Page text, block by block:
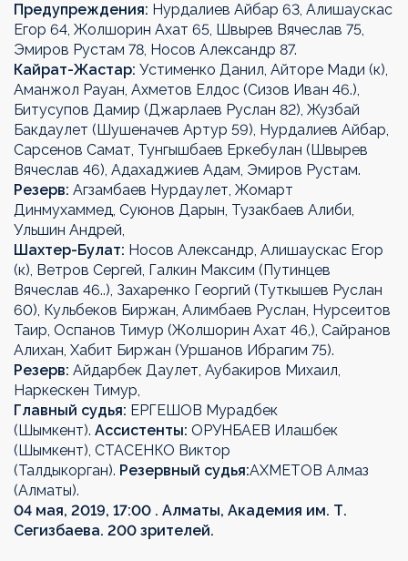
Предупреждения: Нурдалиев Айбар 63, Алишаускас
Егор 64, Жолшорин Ахат 65, Швырев Вячеслав 75,
Эмиров Рустам 78, Носов Александр 87.
Кайрат-Жастар: Устименко Данил, Айторе Мади (к),
Аманжол Рауан, Ахметов Елдос (Сизов Иван 46.),
Битусупов Дамир (Джарлаев Руслан 82), Жузбай
Бакдаулет (Шушеначев Артур 59), Нурдалиев Айбар,
Сарсенов Самат, Тунгышбаев Еркебулан (Швырев
Вячеслав 46), Адахаджиев Адам, Эмиров Рустам.
Резерв: Агзамбаев Нурдаулет, Жомарт
Динмухаммед, Суюнов Дарын, Тузакбаев Алиби,
Ульшин Андрей,
Шахтер-Булат: Носов Александр, Алишаускас Егор
(к), Ветров Сергей, Галкин Максим (Путинцев
Вячеслав 46..), Захаренко Георгий (Туткышев Руслан
60), Кульбеков Биржан, Алимбаев Руслан, Нурсеитов
Таир, Оспанов Тимур (Жолшорин Ахат 46,), Сайранов
Алихан, Хабит Биржан (Уршанов Ибрагим 75).
Резерв: Айдарбек Даулет, Аубакиров Михаил,
Наркескен Тимур,
Главный судья: ЕРГЕШОВ Мурадбек
(Шымкент). Ассистенты: ОРУНБАЕВ Илашбек
(Шымкент), СТАСЕНКО Виктор
(Талдыкорган). Резервный судья:АХМЕТОВ Алмаз
(Алматы).
04 мая, 2019, 17:00 . Алматы, Академия им. Т.
Сегизбаева. 200 зрителей.